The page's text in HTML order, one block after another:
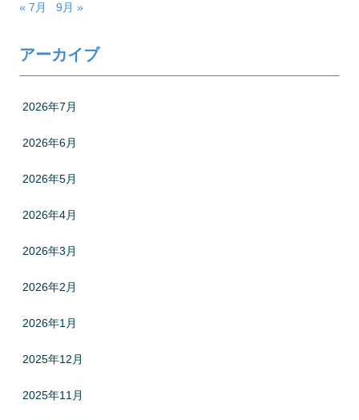
« 7月 9月 »
アーカイブ
2026年7月
2026年6月
2026年5月
2026年4月
2026年3月
2026年2月
2026年1月
2025年12月
2025年11月